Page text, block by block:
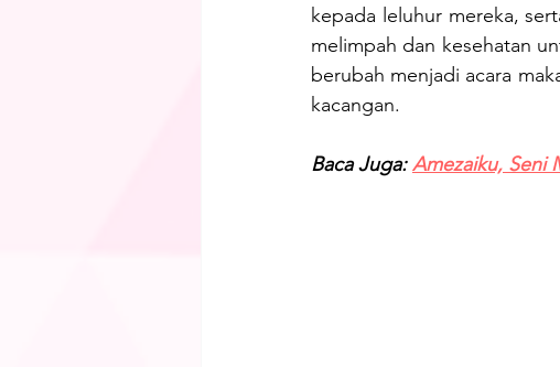
kepada leluhur mereka,
melimpah dan kesehatan
berubah menjadi acara
kacangan.
Baca Juga: Amezaiku, Seni